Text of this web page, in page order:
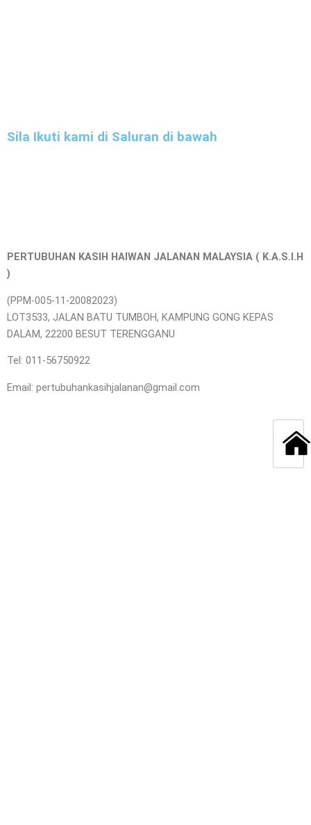
Sila Ikuti kami di Saluran di bawah
PERTUBUHAN KASIH HAIWAN JALANAN MALAYSIA ( K.A.S.I.H
)
(PPM-005-11-20082023)
LOT3533, JALAN BATU TUMBOH, KAMPUNG GONG KEPAS
DALAM, 22200 BESUT TERENGGANU
Tel: 011-56750922
Email: pertubuhankasihjalanan@gmail.com